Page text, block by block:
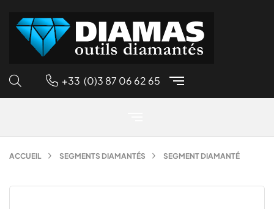
+33 (0)3 87 06 62 65
ACCUEIL SEGMENTS DIAMANTÉS SEGMENT DIAMANTÉ